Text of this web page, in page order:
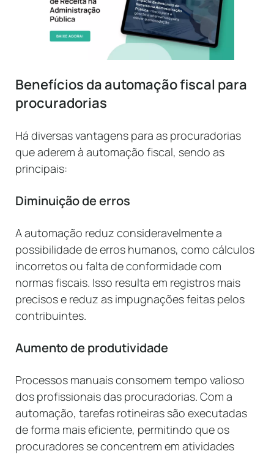
Benefícios da automação fiscal para
procuradorias
Há diversas vantagens para as procuradorias
que aderem à automação fiscal, sendo as
principais:
Diminuição de erros
A automação reduz consideravelmente a
possibilidade de erros humanos, como cálculos
incorretos ou falta de conformidade com
normas fiscais. Isso resulta em registros mais
precisos e reduz as impugnações feitas pelos
contribuintes.
Aumento de produtividade
Processos manuais consomem tempo valioso
dos profissionais das procuradorias. Com a
automação, tarefas rotineiras são executadas
de forma mais eficiente, permitindo que os
procuradores se concentrem em atividades